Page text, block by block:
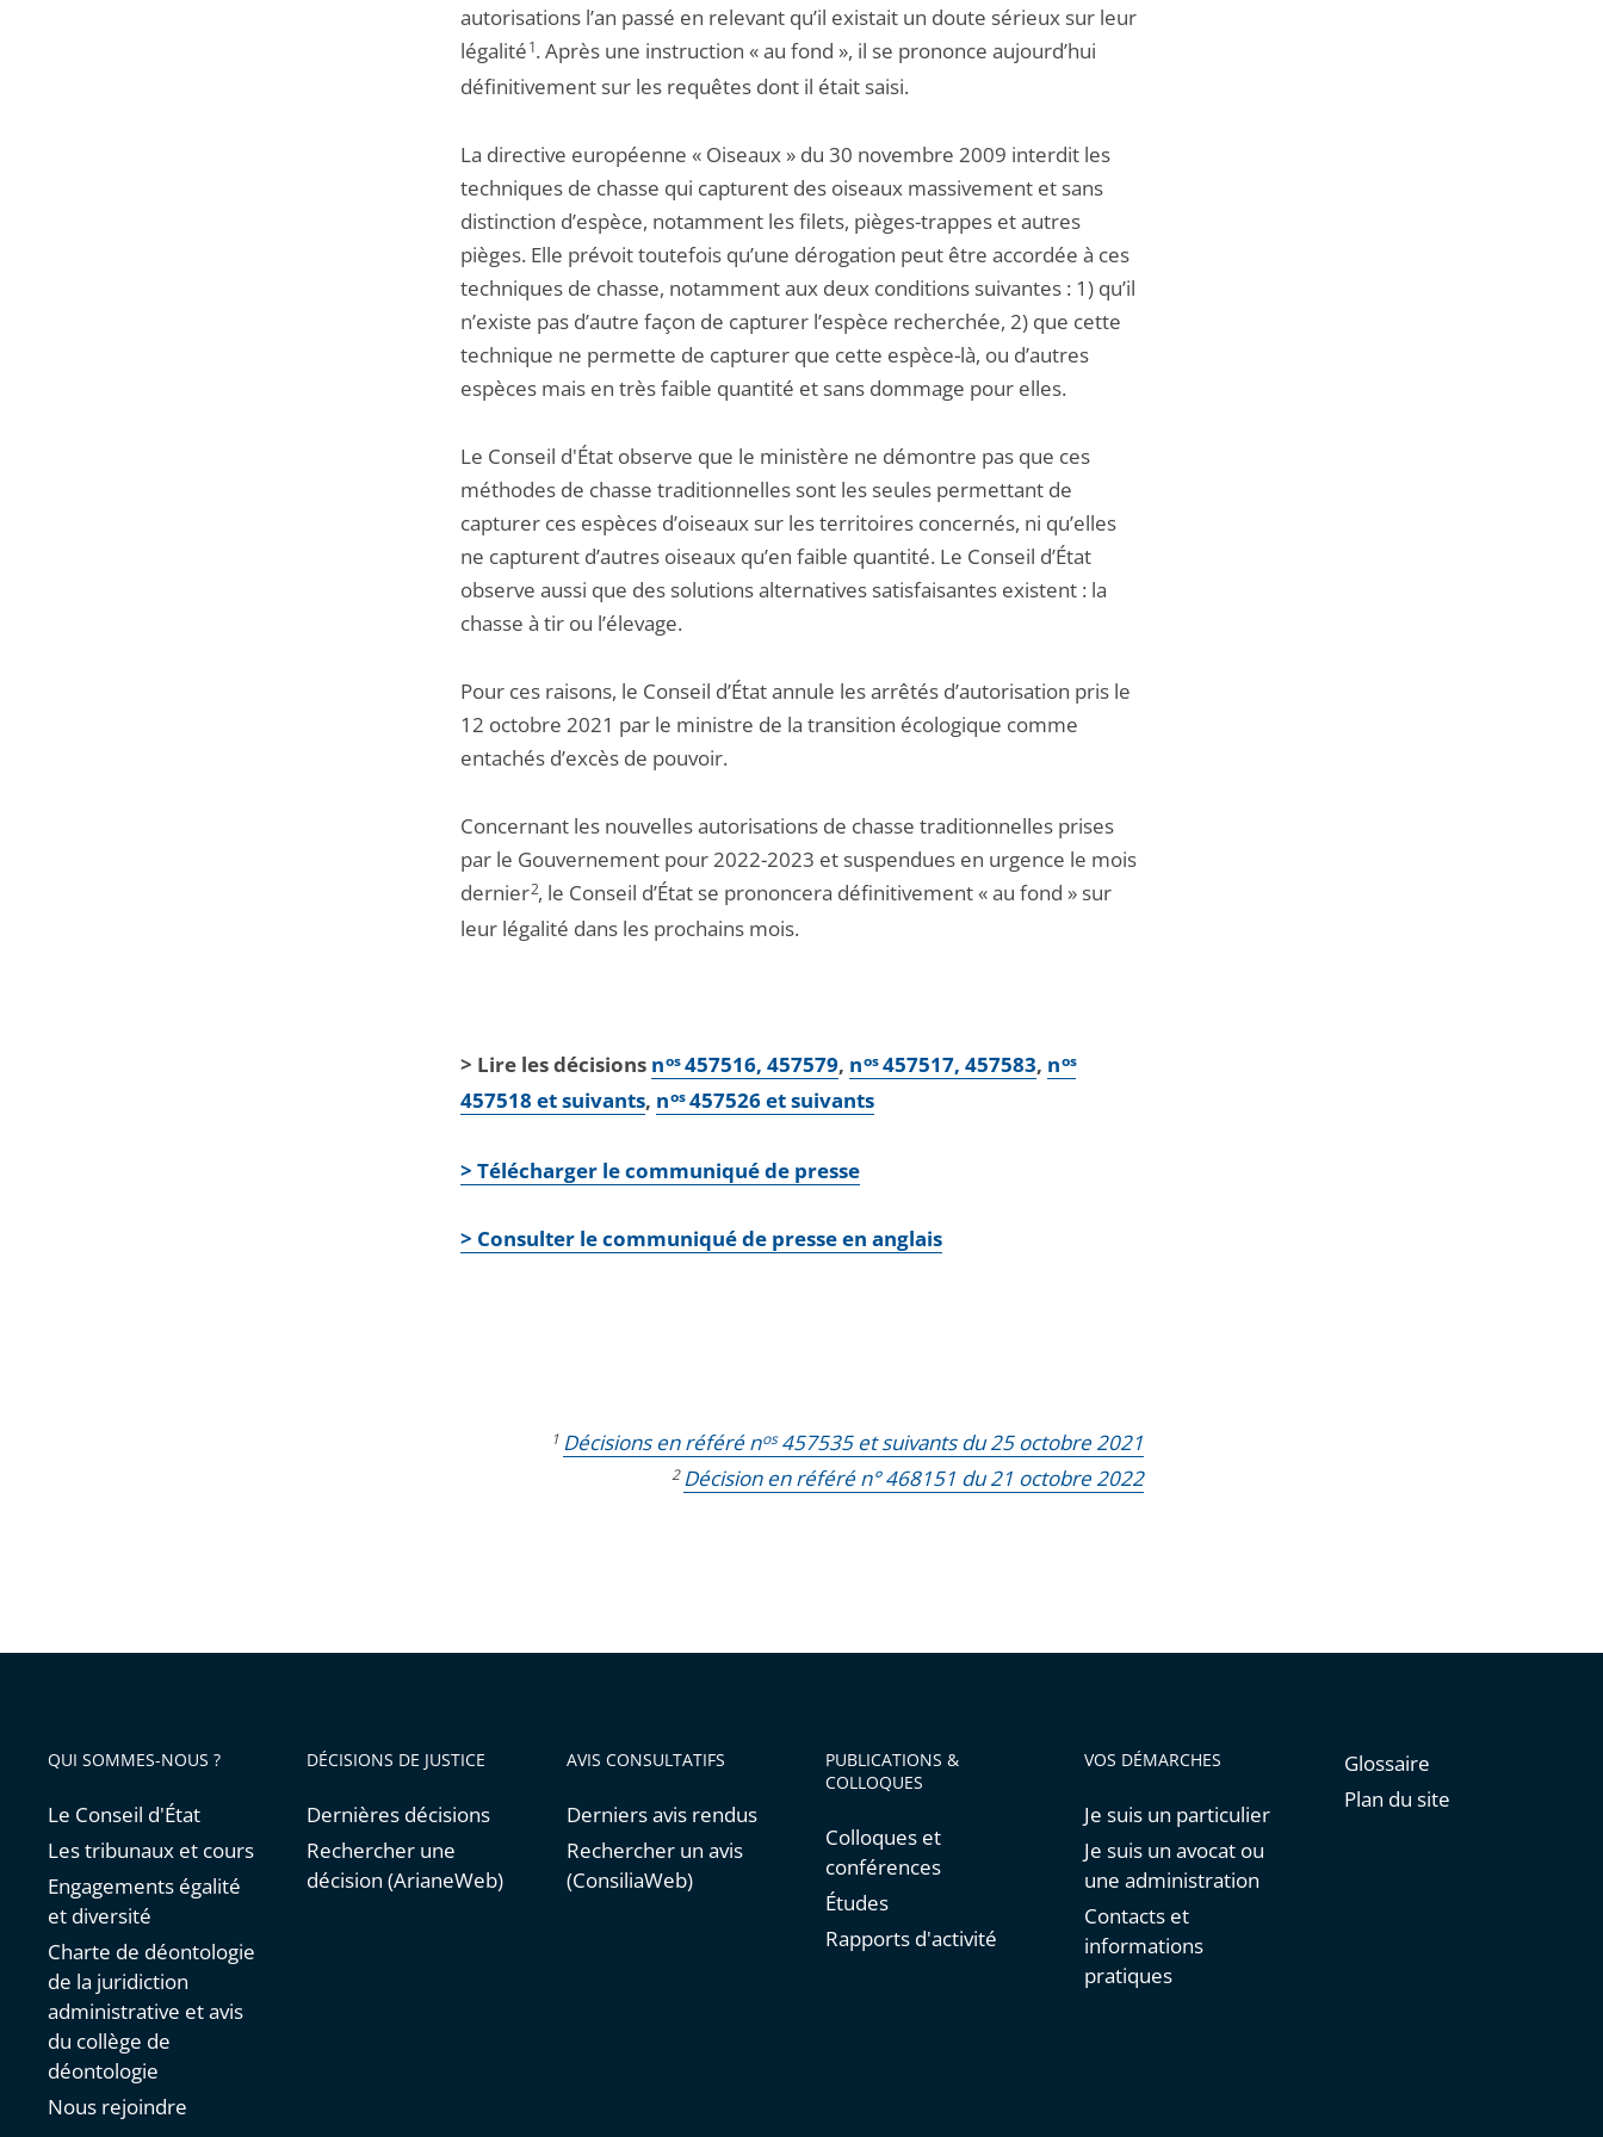
autorisations l’an passé en relevant qu’il existait un doute sérieux sur leur
légalité1. Après une instruction « au fond », il se prononce aujourd’hui
définitivement sur les requêtes dont il était saisi.
La directive européenne « Oiseaux » du 30 novembre 2009 interdit les
techniques de chasse qui capturent des oiseaux massivement et sans
distinction d’espèce, notamment les filets, pièges-trappes et autres
pièges. Elle prévoit toutefois qu’une dérogation peut être accordée à ces
techniques de chasse, notamment aux deux conditions suivantes : 1) qu’il
n’existe pas d’autre façon de capturer l’espèce recherchée, 2) que cette
technique ne permette de capturer que cette espèce-là, ou d’autres
espèces mais en très faible quantité et sans dommage pour elles.
Le Conseil d'État observe que le ministère ne démontre pas que ces
méthodes de chasse traditionnelles sont les seules permettant de
capturer ces espèces d’oiseaux sur les territoires concernés, ni qu’elles
ne capturent d’autres oiseaux qu’en faible quantité. Le Conseil d’État
observe aussi que des solutions alternatives satisfaisantes existent : la
chasse à tir ou l’élevage.
Pour ces raisons, le Conseil d’État annule les arrêtés d’autorisation pris le
12 octobre 2021 par le ministre de la transition écologique comme
entachés d’excès de pouvoir.
Concernant les nouvelles autorisations de chasse traditionnelles prises
par le Gouvernement pour 2022-2023 et suspendues en urgence le mois
dernier2, le Conseil d’État se prononcera définitivement « au fond » sur
leur légalité dans les prochains mois.
> Lire les décisions nos457516, 457579, nos457517, 457583, nos
457518 et suivants, nos457526 et suivants
> Télécharger le communiqué de presse
> Consulter le communiqué de presse en anglais
1 Décisions en référé nos457535 et suivants du 25 octobre 2021
2 Décision en référé n° 468151 du 21 octobre 2022
QUI SOMMES-NOUS ?
Le Conseil d'État
Les tribunaux et cours
Engagements égalité
et diversité
Charte de déontologie
de la juridiction
administrative et avis
du collège de
déontologie
Nous rejoindre
DÉCISIONS DE JUSTICE
Dernières décisions
Rechercher une
décision (ArianeWeb)
AVIS CONSULTATIFS
Derniers avis rendus
Rechercher un avis
(ConsiliaWeb)
PUBLICATIONS &
COLLOQUES
Colloques et
conférences
Études
Rapports d'activité
VOS DÉMARCHES
Je suis un particulier
Je suis un avocat ou
une administration
Contacts et
informations
pratiques
Glossaire
Plan du site